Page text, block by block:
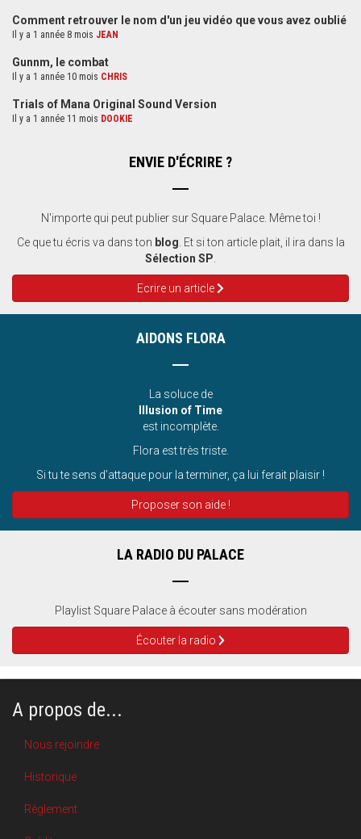
Comment retrouver le nom d'un jeu vidéo que vous avez oublié
Il y a 1 année 8 mois JEAN
Gunnm, le combat
Il y a 1 année 10 mois CHRIS
Trials of Mana Original Sound Version
Il y a 1 année 11 mois DOOKIE
ENVIE D'ÉCRIRE ?
N'importe qui peut publier sur Square Palace. Même toi !
Ce que tu écris va dans ton blog . Et si ton article plait, il ira dans la
Sélection SP
Ecrire un article
AIDONS FLORA
La soluce de
Illusion of Time
est incomplète.
Flora est très triste.
Si tu te sens d’attaque pour la terminer, ça lui ferait plaisir !
Proposer son aide !
LA RADIO DU PALACE
Playlist Square Palace à écouter sans modération
Écouter la radio
A propos de...
Nous rejoindre
Historique
Règlement